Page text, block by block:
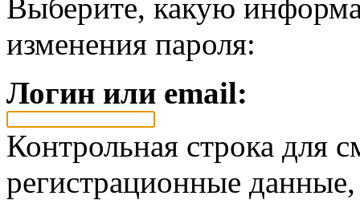
Выберите, какую
изменения пароля:
Логин или email:
Контрольная строка для
регистрационные